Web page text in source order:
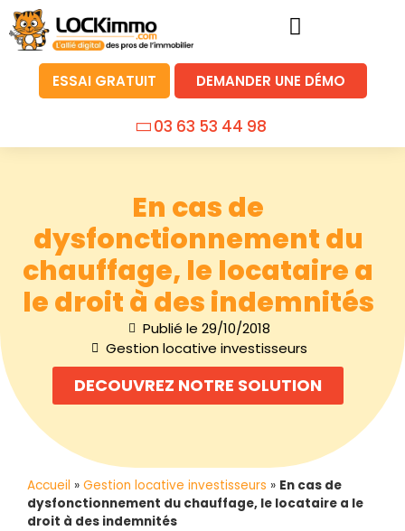
ESSAI GRATUIT DEMANDER UNE DÉMO
03 63 53 44 98
En cas de
dysfonctionnement du
chauffage, le locataire a
le droit à des indemnités
Publié le 29/10/2018
Gestion locative investisseurs
DECOUVREZ NOTRE SOLUTION
Accueil » Gestion locative investisseurs » En cas de
dysfonctionnement du chauffage, le locataire a le
droit à des indemnités